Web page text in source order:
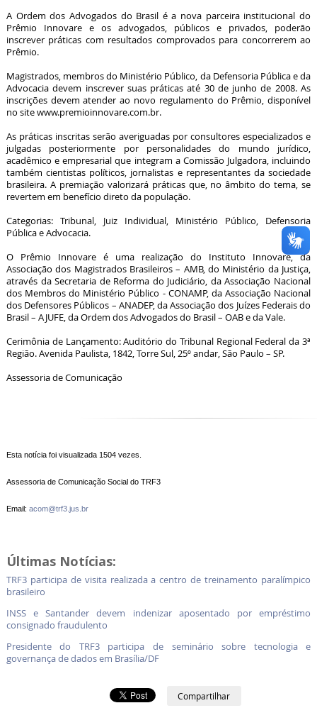
A Ordem dos Advogados do Brasil é a nova parceira institucional do
Prêmio Innovare e os advogados, públicos e privados, poderão
inscrever práticas com resultados comprovados para concorrerem ao
Prêmio.
Magistrados, membros do Ministério Público, da Defensoria Pública e da
Advocacia devem inscrever suas práticas até 30 de junho de 2008. As
inscrições devem atender ao novo regulamento do Prêmio, disponível
no site www.premioinnovare.com.br.
As práticas inscritas serão averiguadas por consultores especializados e
julgadas posteriormente por personalidades do mundo jurídico,
acadêmico e empresarial que integram a Comissão Julgadora, incluindo
também cientistas políticos, jornalistas e representantes da sociedade
brasileira. A premiação valorizará práticas que, no âmbito do tema, se
revertem em benefício direto da população.
Categorias: Tribunal, Juiz Individual, Ministério Público, Defensoria
Pública e Advocacia.
O Prêmio Innovare é uma realização do Instituto Innovare, da
Associação dos Magistrados Brasileiros – AMB, do Ministério da Justiça,
através da Secretaria de Reforma do Judiciário, da Associação Nacional
dos Membros do Ministério Público - CONAMP, da Associação Nacional
dos Defensores Públicos – ANADEP, da Associação dos Juízes Federais do
Brasil – AJUFE, da Ordem dos Advogados do Brasil – OAB e da Vale.
Cerimônia de Lançamento: Auditório do Tribunal Regional Federal da 3ª
Região. Avenida Paulista, 1842, Torre Sul, 25º andar, São Paulo – SP.
Assessoria de Comunicação
Esta notícia foi visualizada 1504 vezes.
Assessoria de Comunicação Social do TRF3
Email: acom@trf3.jus.br
Últimas Notícias:
TRF3 participa de visita realizada a centro de treinamento paralímpico
brasileiro
INSS e Santander devem indenizar aposentado por empréstimo
consignado fraudulento
Presidente do TRF3 participa de seminário sobre tecnologia e
governança de dados em Brasília/DF
Compartilhar